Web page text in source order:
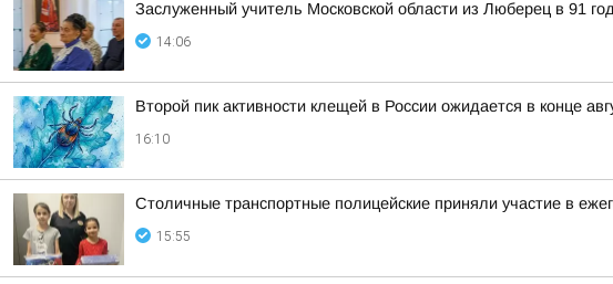
Заслуженный учитель Московской области из Люберец в 91
14:06
Второй пик активности клещей в России ожидается в конце
16:10
Столичные транспортные полицейские приняли участие в
15:55